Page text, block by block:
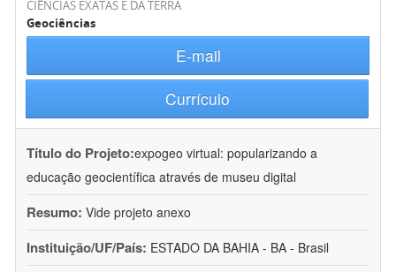
CIÊNCIAS EXATAS E DA TERRA
Geociências
E-mail
Currículo
Título do Projeto:expogeo virtual: popularizando a
educação geocientífica através de museu digital
Resumo: Vide projeto anexo
Instituição/UF/País: ESTADO DA BAHIA - BA - Brasil